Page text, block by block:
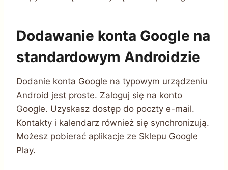
Dodawanie konta Google na
standardowym Androidzie
Dodanie konta Google na typowym urządzeniu
Android jest proste. Zaloguj się na konto
Google. Uzyskasz dostęp do poczty e-mail.
Kontakty i kalendarz również się synchronizują.
Możesz pobierać aplikacje ze Sklepu Google
Play.